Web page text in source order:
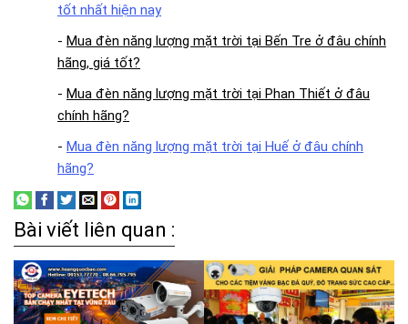
tốt nhất hiện nay
- Mua đèn năng lượng mặt trời tại Bến Tre ở đâu chính
hãng, giá tốt?
- Mua đèn năng lượng mặt trời tại Phan Thiết ở đâu
chính hãng?
- Mua đèn năng lượng mặt trời tại Huế ở đâu chính
hãng?
Bài viết liên quan :